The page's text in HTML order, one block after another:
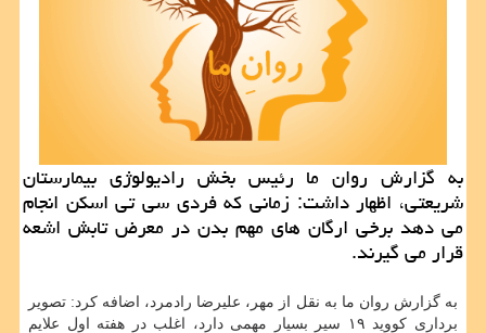
به گزارش روان ما رئیس بخش رادیولوژی بیمارستان
شریعتی، اظهار داشت: زمانی که فردی سی تی اسکن انجام
می دهد برخی ارگان های مهم بدن در معرض تابش اشعه
قرار می گیرند.
به گزارش روان ما به نقل از مهر، علیرضا رادمرد، اضافه کرد: تصویر
برداری کووید ۱۹ سیر بسیار مهمی دارد، اغلب در هفته اول علایم